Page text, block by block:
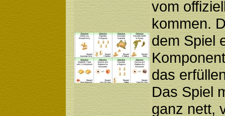
vom
kommen.
dem Spiel
das
Das Spiel
ganz nett,